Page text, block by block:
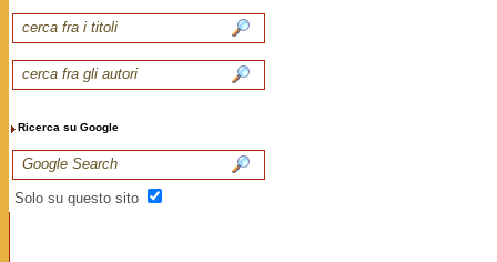
Ricerca su Google
Solo su questo sito